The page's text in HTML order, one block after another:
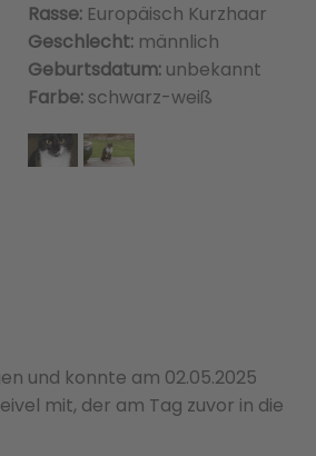
Rasse: Europäisch Kurzhaar
Geschlecht:männlich
Geburtsdatum:unbekannt
Farbe: schwarz-weiß
und konnte am 02.05.2025
mit, der am Tag zuvor in die